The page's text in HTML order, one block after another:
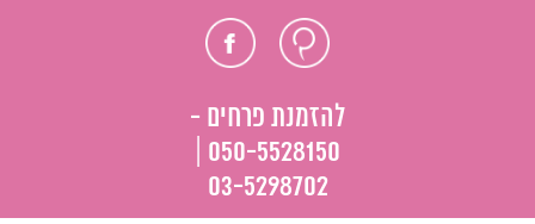
חוות פייסבוק
להזמנת פרחים -
050-5528150 |
03-5298702